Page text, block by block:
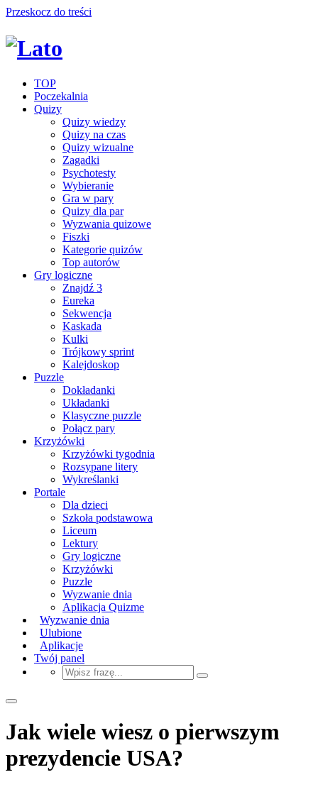
Przeskocz do treści
TOP
Poczekalnia
Quizy
Quizy wiedzy
Quizy na czas
Quizy wizualne
Zagadki
Psychotesty
Wybieranie
Gra w pary
Quizy dla par
Wyzwania quizowe
Fiszki
Kategorie quizów
Top autorów
Gry logiczne
Znajdź 3
Eureka
Sekwencja
Kaskada
Kulki
Trójkowy sprint
Kalejdoskop
Puzzle
Dokładanki
Układanki
Klasyczne puzzle
Połącz pary
Krzyżówki
Krzyżówki tygodnia
Rozsypane litery
Wykreślanki
Portale
Dla dzieci
Szkoła podstawowa
Liceum
Lektury
Gry logiczne
Krzyżówki
Puzzle
Wyzwanie dnia
Aplikacja Quizme
Wyzwanie dnia
Ulubione
Aplikacje
Twój panel
Jak wiele wiesz o pierwszym
prezydencie USA?